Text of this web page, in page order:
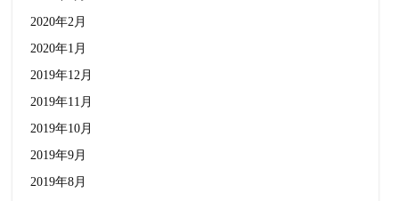
2020年2月
2020年1月
2019年12月
2019年11月
2019年10月
2019年9月
2019年8月